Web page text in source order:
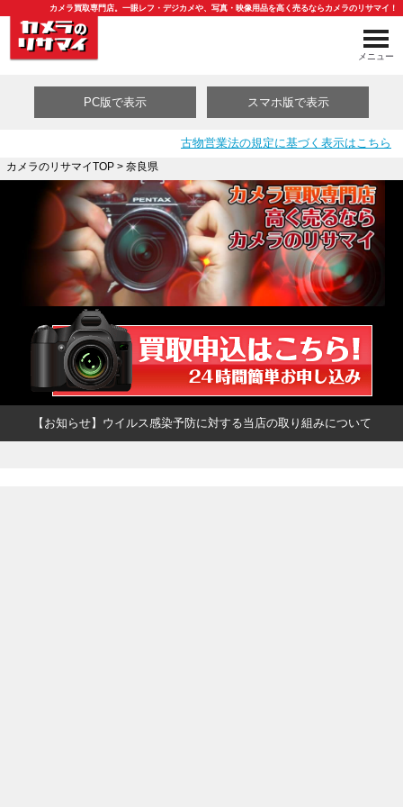
カメラ買取専門店。一眼レフ・デジカメや、写真・映像用品を高く売るならカメラのリサマイ！
メニュー
PC版で表示 スマホ版で表示
古物営業法の規定に基づく表示はこちら
カメラのリサマイTOP> 奈良県
【お知らせ】ウイルス感染予防に対する当店の取り組みについて